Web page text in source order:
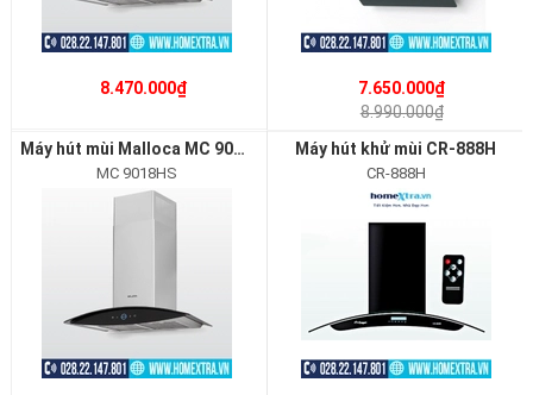
8.470.000₫
7.650.000₫
8.990.000₫
Máy hút mùi Malloca MC 9018HS
MC 9018HS
Máy hút khử mùi CR-888H
CR-888H